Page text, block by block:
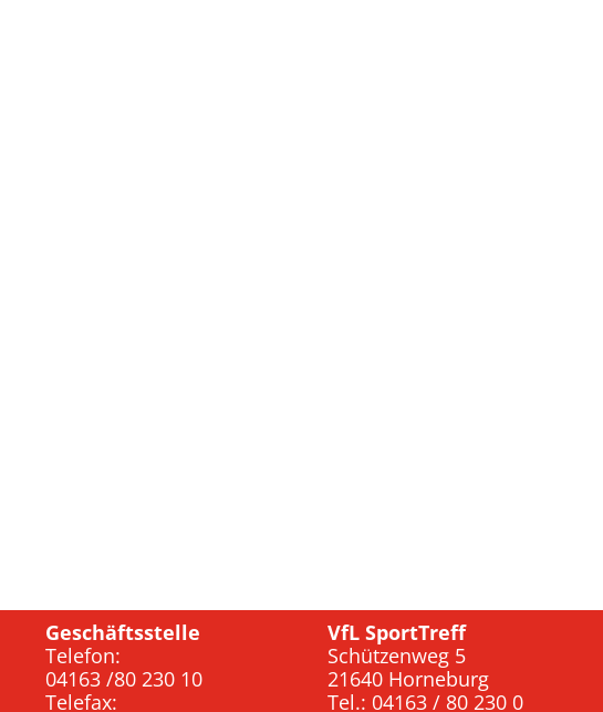
Geschäftsstelle
Telefon:
04163 /80 230 10
Telefax:
VfL SportTreff
Schützenweg 5
21640 Horneburg
Tel.: 04163 / 80 230 0